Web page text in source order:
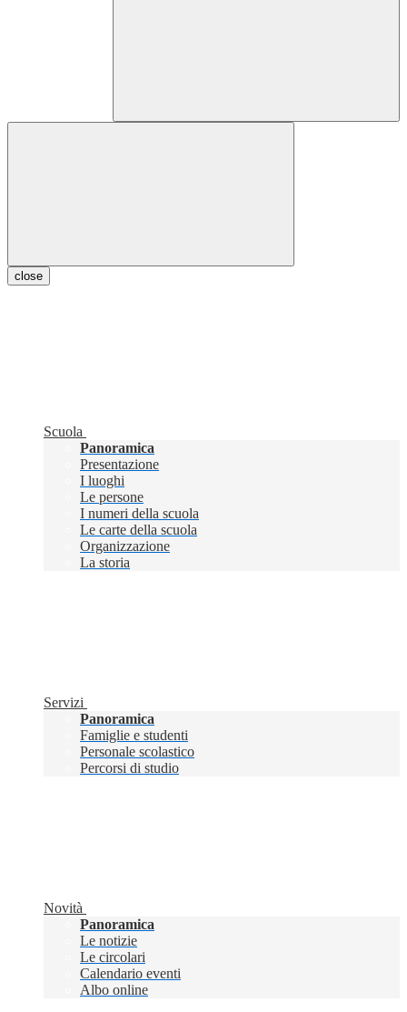
close
Scuola
Panoramica
Presentazione
I luoghi
Le persone
I numeri della scuola
Le carte della scuola
Organizzazione
La storia
Servizi
Panoramica
Famiglie e studenti
Personale scolastico
Percorsi di studio
Novità
Panoramica
Le notizie
Le circolari
Calendario eventi
Albo online